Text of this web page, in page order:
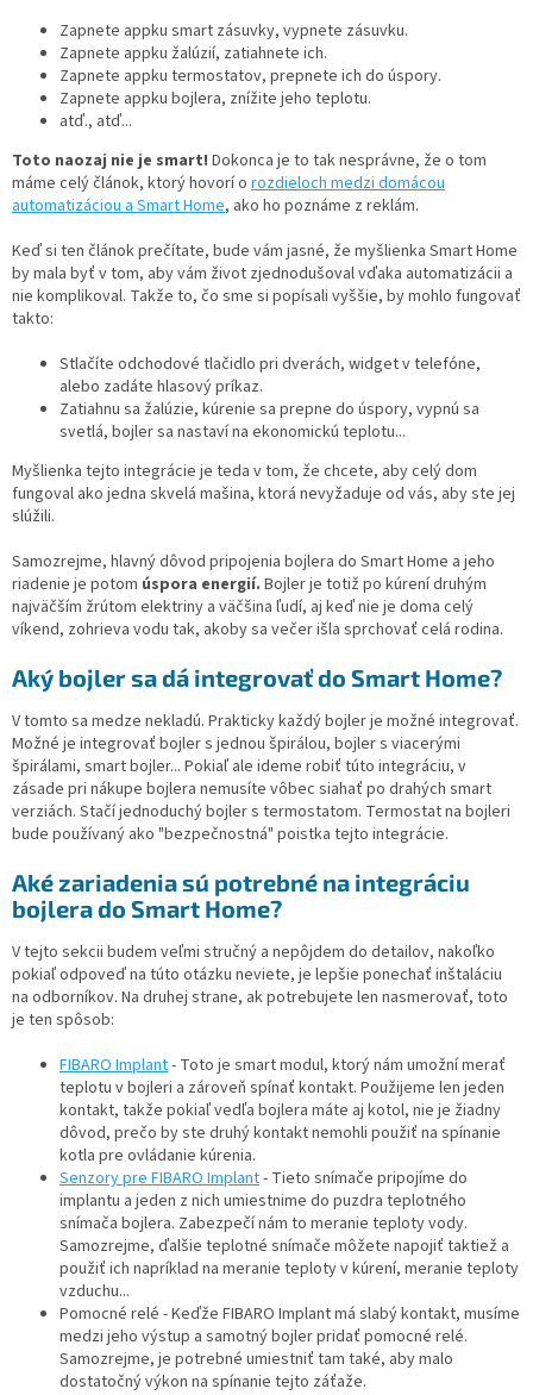
Zapnete appku smart zásuvky, vypnete zásuvku.
Zapnete appku žalúzií, zatiahnete ich.
Zapnete appku termostatov, prepnete ich do úspory.
Zapnete appku bojlera, znížite jeho teplotu.
atď., atď...
Toto naozaj nie je smart! Dokonca je to tak nesprávne, že o tom
máme celý článok, ktorý hovorí o rozdieloch medzi domácou
automatizáciou a Smart Home, ako ho poznáme z reklám.
Keď si ten článok prečítate, bude vám jasné, že myšlienka Smart Home
by mala byť v tom, aby vám život zjednodušoval vďaka automatizácii a
nie komplikoval. Takže to, čo sme si popísali vyššie, by mohlo fungovať
takto:
Stlačíte odchodové tlačidlo pri dverách, widget v telefóne,
alebo zadáte hlasový príkaz.
Zatiahnu sa žalúzie, kúrenie sa prepne do úspory, vypnú sa
svetlá, bojler sa nastaví na ekonomickú teplotu...
Myšlienka tejto integrácie je teda v tom, že chcete, aby celý dom
fungoval ako jedna skvelá mašina, ktorá nevyžaduje od vás, aby ste jej
slúžili.
Samozrejme, hlavný dôvod pripojenia bojlera do Smart Home a jeho
riadenie je potom úspora energií. Bojler je totiž po kúrení druhým
najväčším žrútom elektriny a väčšina ľudí, aj keď nie je doma celý
víkend, zohrieva vodu tak, akoby sa večer išla sprchovať celá rodina.
Aký bojler sa dá integrovať do Smart Home?
V tomto sa medze nekladú. Prakticky každý bojler je možné integrovať.
Možné je integrovať bojler s jednou špirálou, bojler s viacerými
špirálami, smart bojler... Pokiaľ ale ideme robiť túto integráciu, v
zásade pri nákupe bojlera nemusíte vôbec siahať po drahých smart
verziách. Stačí jednoduchý bojler s termostatom. Termostat na bojleri
bude používaný ako "bezpečnostná" poistka tejto integrácie.
Aké zariadenia sú potrebné na integráciu
bojlera do Smart Home?
V tejto sekcii budem veľmi stručný a nepôjdem do detailov, nakoľko
pokiaľ odpoveď na túto otázku neviete, je lepšie ponechať inštaláciu
na odborníkov. Na druhej strane, ak potrebujete len nasmerovať, toto
je ten spôsob:
FIBARO Implant- Toto je smart modul, ktorý nám umožní merať
teplotu v bojleri a zároveň spínať kontakt. Použijeme len jeden
kontakt, takže pokiaľ vedľa bojlera máte aj kotol, nie je žiadny
dôvod, prečo by ste druhý kontakt nemohli použiť na spínanie
kotla pre ovládanie kúrenia.
Senzory pre FIBARO Implant- Tieto snímače pripojíme do
implantu a jeden z nich umiestnime do puzdra teplotného
snímača bojlera. Zabezpečí nám to meranie teploty vody.
Samozrejme, ďalšie teplotné snímače môžete napojiť taktiež a
použiť ich napríklad na meranie teploty v kúrení, meranie teploty
vzduchu...
Pomocné relé - Keďže FIBARO Implant má slabý kontakt, musíme
medzi jeho výstup a samotný bojler pridať pomocné relé.
Samozrejme, je potrebné umiestniť tam také, aby malo
dostatočný výkon na spínanie tejto záťaže.